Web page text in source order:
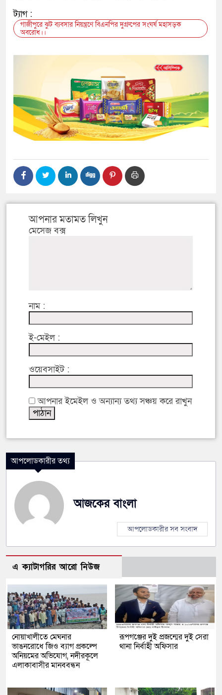
ট্যাগ :
গাজীপুরে ঝুট ব্যবসার নিয়ন্ত্রণে বিএনপির দুগ্রুপের সংঘর্ষ মহাসড়ক
অবরোধ।।
আপনার মতামত লিখুন
মেসেজ বক্স
নাম :
ই-মেইল :
ওয়েবসাইট :
আপনার ইমেইল ও অন্যান্য তথ্য সঞ্চয় করে রাখুন
আপলোডকারীর তথ্য
আজকের বাংলা
আপলোডকারীর সব সংবাদ
এ ক্যাটাগরির আরো নিউজ
নোয়াখালীতে মেঘনার
ভাঙনরোধে জিও ব্যাগ প্রকল্পে
অনিয়মের অভিযোগ, নদীরকূলে
এলাকাবাসীর মানববন্ধন
রূপগঞ্জের দুই প্রজন্মের দুই সেরা
থানা নির্বাহী অফিসার